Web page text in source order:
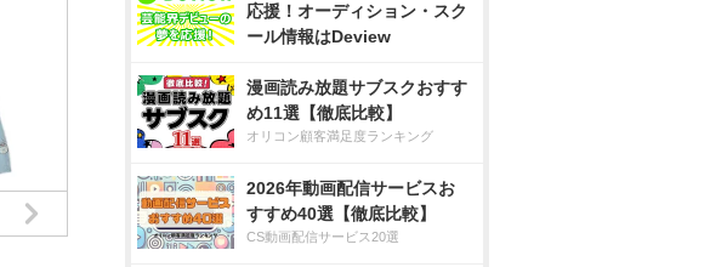
応援！オーディション・スク
ール情報はDeview
漫画読み放題サブスクおすす
め11選【徹底比較】
オリコン顧客満足度ランキング
2026年動画配信サービスお
すすめ40選【徹底比較】
CS動画配信サービス20選